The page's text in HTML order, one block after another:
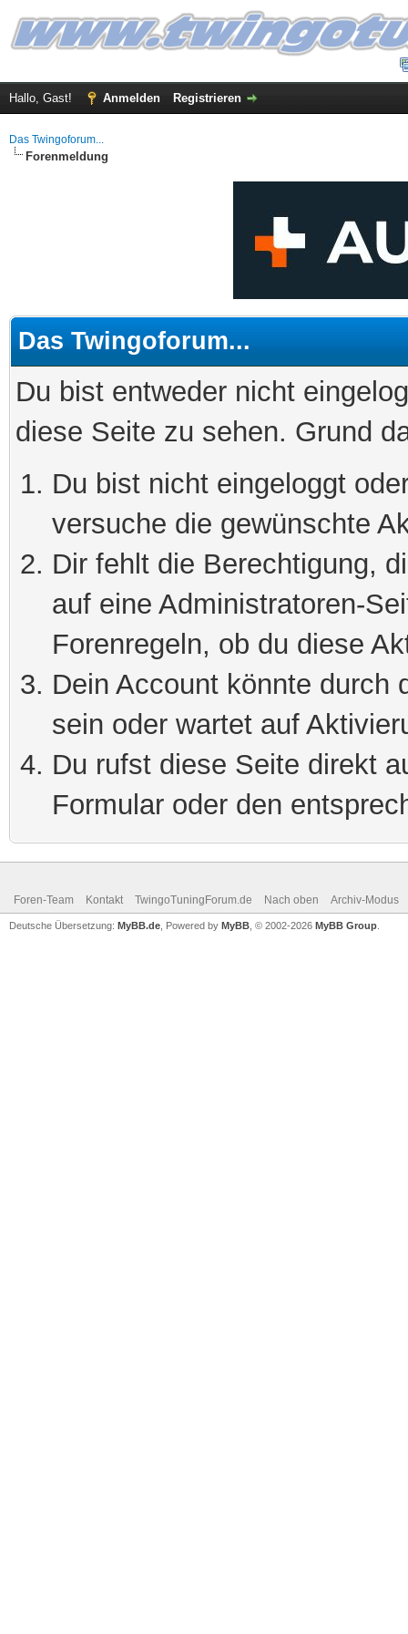
Hallo, Gast! Anmelden Registrieren
Das Twingoforum...
Forenmeldung
Das Twingoforum...
Du bist entweder nicht
diese Seite zu sehen. Grund
Du bist nicht eingeloggt
versuche die gewünschte
Dir fehlt die Berechtigung,
auf eine Administratoren-
Forenregeln, ob du diese
Dein Account könnte durch
sein oder wartet auf
Du rufst diese Seite direkt
Formular oder den
Foren-Team Kontakt TwingoTuningForum.de Nach oben Archiv-Modus
Deutsche Übersetzung: MyBB.de , Powered by MyBB , © 2002-2026 MyBB Group